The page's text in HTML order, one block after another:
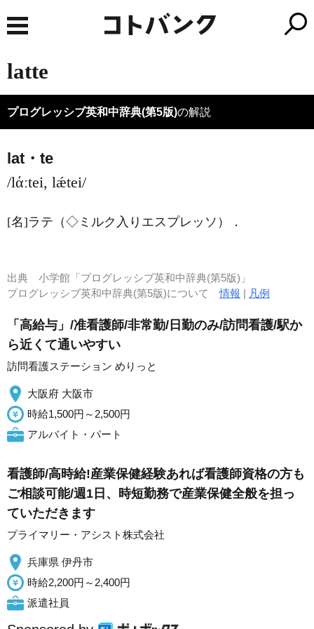
latte
プログレッシブ英和中辞典(第5版)の解説
lat・te
/lάːtei, lǽtei/
[名]ラテ（◇ミルク入りエスプレッソ） ．
出典 小学館「プログレッシブ英和中辞典(第5版)」
プログレッシブ英和中辞典(第5版)について情報 | 凡例
「高給与」/准看護師/非常勤/日勤のみ/訪問看護/駅か
ら近くて通いやすい
訪問看護ステーション めりっと
大阪府 大阪市
時給1,500円～2,500円
アルバイト・パート
看護師/高時給!産業保健経験あれば看護師資格の方も
ご相談可能/週1日、時短勤務で産業保健全般を担っ
ていただきます
プライマリー・アシスト株式会社
兵庫県 伊丹市
時給2,200円～2,400円
派遣社員